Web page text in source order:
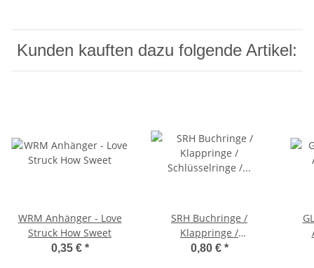
Kunden kauften dazu folgende Artikel:
WRM Anhänger - Love
Struck How Sweet
0,35 € *
SRH Buchringe /
Klappringe /
Schlüsselringe /
0,80 € *